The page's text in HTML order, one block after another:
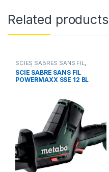
Related products
SCIES SABRES SANS FIL,
SYSTÈMES SANS FIL
SCIE SABRE SANS FIL
POWERMAXX SSE 12 BL